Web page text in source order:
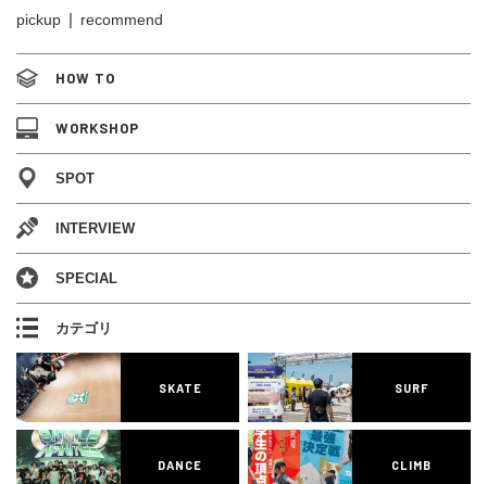
pickup
recommend
HOW TO
WORKSHOP
SPOT
INTERVIEW
SPECIAL
カテゴリ
SKATE SURF
DANCE CLIMB